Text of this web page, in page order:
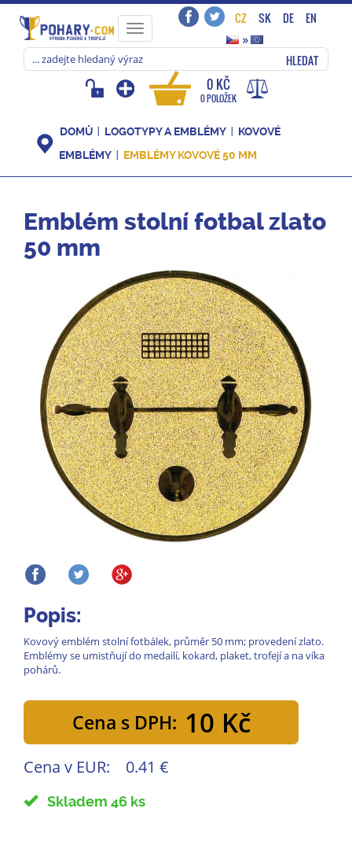
Toggle
navigation
CZ SK DE
EN
»
HLEDAT
0 KČ
0 POLOŽEK
DOMŮ LOGOTYPY A EMBLÉMY
KOVOVÉ
EMBLÉMY
EMBLÉMY KOVOVÉ 50 MM
Emblém stolní fotbal zlato
50 mm
Popis:
Kovový emblém stolní fotbálek, průměr 50 mm; provedení zlato.
Emblémy se umistňují do medailí, kokard, plaket, trofejí a na víka
pohárů.
Cena s DPH: 10 Kč
Cena v EUR: 0.41 €
Skladem 46 ks